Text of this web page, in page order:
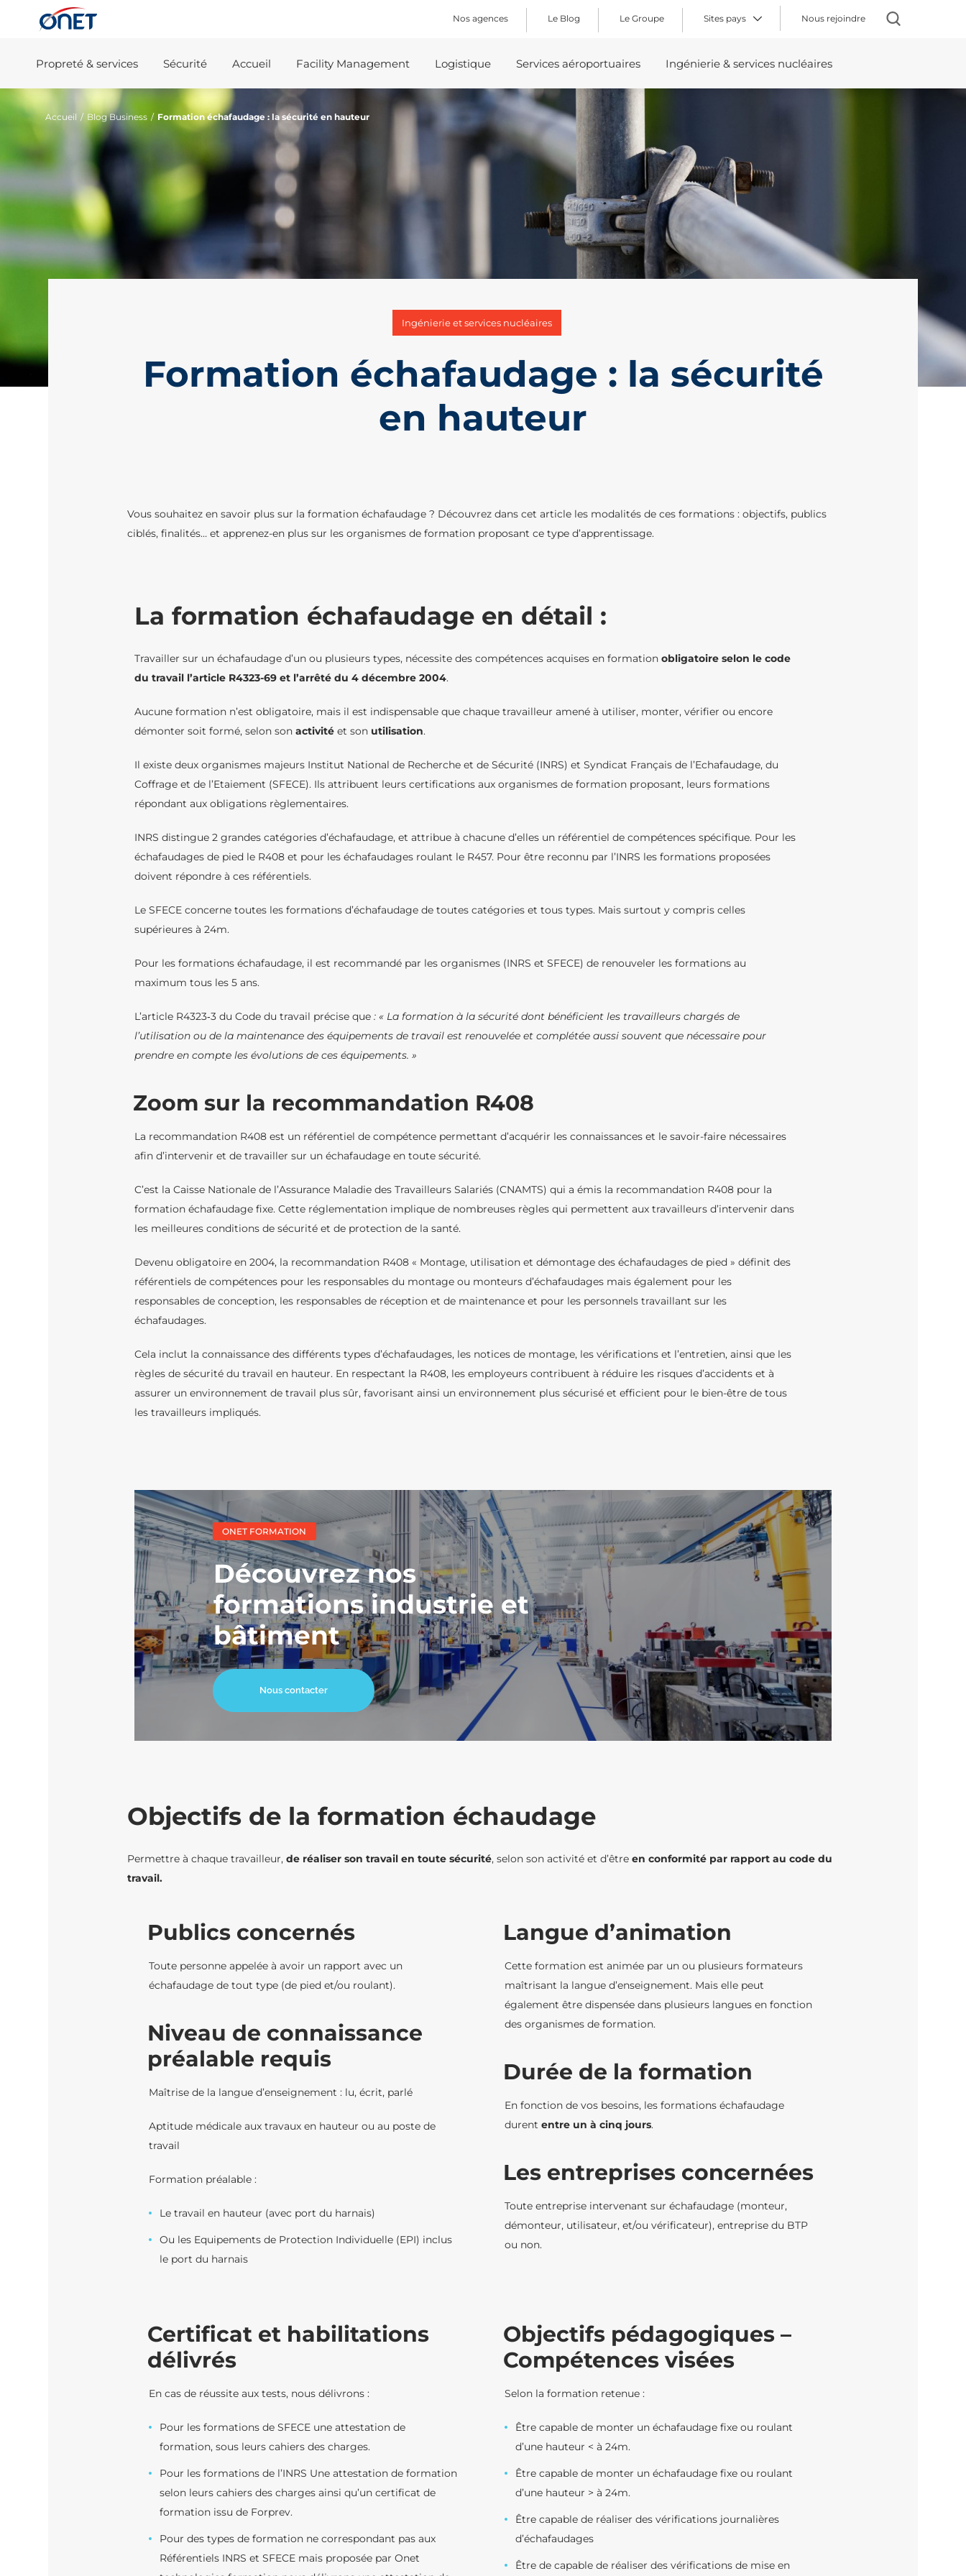
Nos agences Le Blog Le Groupe Sites pays Nous rejoindre
Propreté & services Sécurité Accueil Facility Management Logistique Services aéroportuaires Ingénierie & services nucléaires
Accueil / Blog Business / Formation échafaudage : la sécurité en hauteur
Ingénierie et services nucléaires
Formation échafaudage : la sécurité
en hauteur
Vous souhaitez en savoir plus sur la formation échafaudage ? Découvrez dans cet article les modalités de ces formations : objectifs, publics
ciblés, finalités… et apprenez-en plus sur les organismes de formation proposant ce type d’apprentissage.
La formation échafaudage en détail :
Travailler sur un échafaudage d’un ou plusieurs types, nécessite des compétences acquises en formationobligatoire selon le code
du travail l’article R4323-69 et l’arrêté du 4 décembre 2004.
Aucune formation n’est obligatoire, mais il est indispensable que chaque travailleur amené à utiliser, monter, vérifier ou encore
démonter soit formé, selon sonactivité et son utilisation.
Il existe deux organismes majeurs Institut National de Recherche et de Sécurité (INRS) et Syndicat Français de l’Echafaudage, du
Coffrage et de l’Etaiement (SFECE). Ils attribuent leurs certifications aux organismes de formation proposant, leurs formations
répondant aux obligations règlementaires.
INRS distingue 2 grandes catégories d’échafaudage, et attribue à chacune d’elles un référentiel de compétences spécifique. Pour les
échafaudages de pied le R408 et pour les échafaudages roulant le R457. Pour être reconnu par l’INRS les formations proposées
doivent répondre à ces référentiels.
Le SFECE concerne toutes les formations d’échafaudage de toutes catégories et tous types. Mais surtout y compris celles
supérieures à 24m.
Pour les formations échafaudage, il est recommandé par les organismes (INRS et SFECE) de renouveler les formations au
maximum tous les 5 ans.
L’article R4323‐3 du Code du travail précise que: « La formation à la sécurité dont bénéficient les travailleurs chargés de
l’utilisation ou de la maintenance des équipements de travail est renouvelée et complétée aussi souvent que nécessaire pour
prendre en compte les évolutions de ces équipements. »
Zoom sur la recommandation R408
La recommandation R408 est un référentiel de compétence permettant d’acquérir les connaissances et le savoir-faire nécessaires
afin d’intervenir et de travailler sur un échafaudage en toute sécurité.
C’est la Caisse Nationale de l’Assurance Maladie des Travailleurs Salariés (CNAMTS) qui a émis la recommandation R408 pour la
formation échafaudage fixe. Cette réglementation implique de nombreuses règles qui permettent aux travailleurs d’intervenir dans
les meilleures conditions de sécurité et de protection de la santé.
Devenu obligatoire en 2004, la recommandation R408 « Montage, utilisation et démontage des échafaudages de pied » définit des
référentiels de compétences pour les responsables du montage ou monteurs d’échafaudages mais également pour les
responsables de conception, les responsables de réception et de maintenance et pour les personnels travaillant sur les
échafaudages.
Cela inclut la connaissance des différents types d’échafaudages, les notices de montage, les vérifications et l’entretien, ainsi que les
règles de sécurité du travail en hauteur. En respectant la R408, les employeurs contribuent à réduire les risques d’accidents et à
assurer un environnement de travail plus sûr, favorisant ainsi un environnement plus sécurisé et efficient pour le bien-être de tous
les travailleurs impliqués.
ONET FORMATION
Découvrez nos
formations industrie et
bâtiment
Nous contacter
Objectifs de la formation échaudage
Permettre à chaque travailleur,de réaliser son travail en toute sécurité, selon son activité et d’êtreen conformité par rapport au code du
travail.
Publics concernés
Toute personne appelée à avoir un rapport avec un
échafaudage de tout type (de pied et/ou roulant).
Niveau de connaissance
préalable requis
Maîtrise de la langue d’enseignement : lu, écrit, parlé
Aptitude médicale aux travaux en hauteur ou au poste de
travail
Formation préalable :
Le travail en hauteur (avec port du harnais)
Ou les Equipements de Protection Individuelle (EPI) inclus
le port du harnais
Langue d’animation
Cette formation est animée par un ou plusieurs formateurs
maîtrisant la langue d’enseignement. Mais elle peut
également être dispensée dans plusieurs langues en fonction
des organismes de formation.
Durée de la formation
En fonction de vos besoins, les formations échafaudage
durent entre un à cinq jours.
Les entreprises concernées
Toute entreprise intervenant sur échafaudage (monteur,
démonteur, utilisateur, et/ou vérificateur), entreprise du BTP
ou non.
Certificat et habilitations
délivrés
En cas de réussite aux tests, nous délivrons :
Pour les formations de SFECE une attestation de
formation, sous leurs cahiers des charges.
Pour les formations de l’INRS Une attestation de formation
selon leurs cahiers des charges ainsi qu’un certificat de
formation issu de Forprev.
Pour des types de formation ne correspondant pas aux
Référentiels INRS et SFECE mais proposée par Onet
Objectifs pédagogiques –
Compétences visées
Selon la formation retenue :
Être capable de monter un échafaudage fixe ou roulant
d’une hauteur < à 24m.
Être capable de monter un échafaudage fixe ou roulant
d’une hauteur > à 24m.
Être capable de réaliser des vérifications journalières
d’échafaudages
Être de capable de réaliser des vérifications de mise en